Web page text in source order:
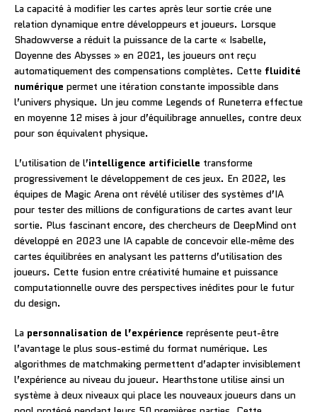
La capacité à modifier les cartes après leur sortie crée une
relation dynamique entre développeurs et joueurs. Lorsque
Shadowverse a réduit la puissance de la carte « Isabelle,
Doyenne des Abysses » en 2021, les joueurs ont reçu
automatiquement des compensations complètes. Cette fluidité
numérique permet une itération constante impossible dans
l’univers physique. Un jeu comme Legends of Runeterra effectue
en moyenne 12 mises à jour d’équilibrage annuelles, contre deux
pour son équivalent physique.
L’utilisation de l’intelligence artificielle transforme
progressivement le développement de ces jeux. En 2022, les
équipes de Magic Arena ont révélé utiliser des systèmes d’IA
pour tester des millions de configurations de cartes avant leur
sortie. Plus fascinant encore, des chercheurs de DeepMind ont
développé en 2023 une IA capable de concevoir elle-même des
cartes équilibrées en analysant les patterns d’utilisation des
joueurs. Cette fusion entre créativité humaine et puissance
computationnelle ouvre des perspectives inédites pour le futur
du design.
La personnalisation de l’expérience représente peut-être
l’avantage le plus sous-estimé du format numérique. Les
algorithmes de matchmaking permettent d’adapter invisiblement
l’expérience au niveau du joueur. Hearthstone utilise ainsi un
système à deux niveaux qui place les nouveaux joueurs dans un